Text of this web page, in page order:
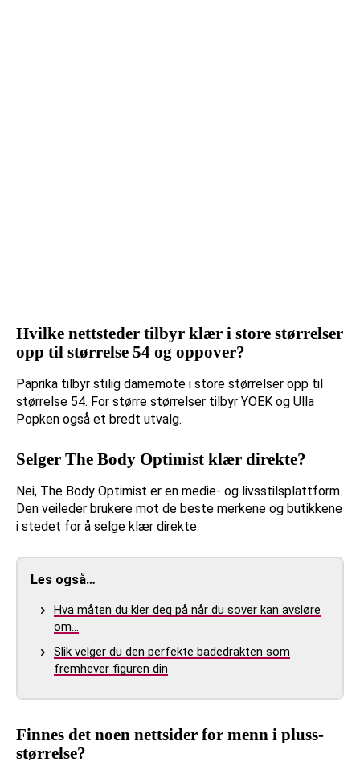
Hvilke nettsteder tilbyr klær i store størrelser
opp til størrelse 54 og oppover?
Paprika tilbyr stilig damemote i store størrelser opp til
størrelse 54. For større størrelser tilbyr YOEK og Ulla
Popken også et bredt utvalg.
Selger The Body Optimist klær direkte?
Nei, The Body Optimist er en medie- og livsstilsplattform.
Den veileder brukere mot de beste merkene og butikkene
i stedet for å selge klær direkte.
Les også…
Hva måten du kler deg på når du sover kan avsløre
om…
Slik velger du den perfekte badedrakten som
fremhever figuren din
Finnes det noen nettsider for menn i pluss-
størrelse?